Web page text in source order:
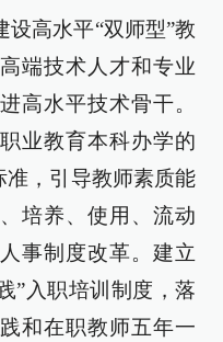
高水平“双师型”教
端技术人才和专业
高水平技术骨干。
业教育本科办学的
准，引导教师素质能
培养、使用、流动
事制度改革。建立
”入职培训制度，落
和在职教师五年一